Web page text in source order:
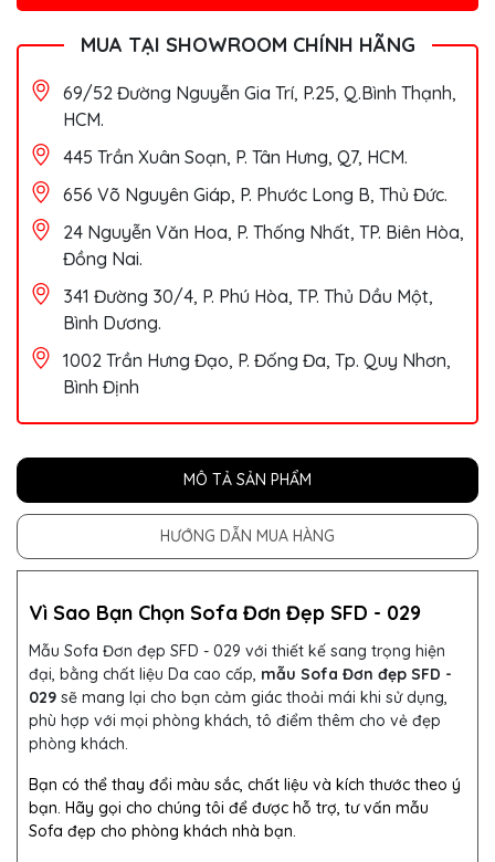
MUA TẠI SHOWROOM CHÍNH HÃNG
69/52 Đường Nguyễn Gia Trí, P.25, Q.Bình Thạnh,
HCM.
445 Trần Xuân Soạn, P. Tân Hưng, Q7, HCM.
656 Võ Nguyên Giáp, P. Phước Long B, Thủ Đức.
24 Nguyễn Văn Hoa, P. Thống Nhất, TP. Biên Hòa,
Đồng Nai.
341 Đường 30/4, P. Phú Hòa, TP. Thủ Dầu Một,
Bình Dương.
1002 Trần Hưng Đạo, P. Đống Đa, Tp. Quy Nhơn,
Bình Định
MÔ TẢ SẢN PHẨM
HƯỚNG DẪN MUA HÀNG
Vì Sao Bạn Chọn Sofa Đơn Đẹp SFD - 029
Mẫu Sofa Đơn đẹp SFD - 029 với thiết kế sang trọng hiện
đại, bằng chất liệu Da cao cấp, mẫu Sofa Đơn đẹp SFD -
029 sẽ mang lại cho bạn cảm giác thoải mái khi sử dụng,
phù hợp với mọi phòng khách, tô điểm thêm cho vẻ đẹp
phòng khách.
Bạn có thể thay đổi màu sắc, chất liệu và kích thước theo ý
bạn. Hãy gọi cho chúng tôi để được hỗ trợ, tư vấn mẫu
Sofa đẹp cho phòng khách nhà bạn.